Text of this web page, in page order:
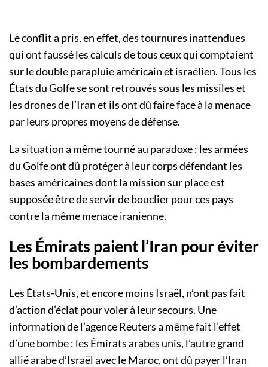
Le conflit a pris, en effet, des tournures inattendues
qui ont faussé les calculs de tous ceux qui comptaient
sur le double parapluie américain et israélien. Tous les
États du Golfe se sont retrouvés sous les missiles et
les drones de l’Iran et ils ont dû faire face à la menace
par leurs propres moyens de défense.
La situation a même tourné au paradoxe : les armées
du Golfe ont dû protéger à leur corps défendant les
bases américaines dont la mission sur place est
supposée être de servir de bouclier pour ces pays
contre la même menace iranienne.
Les Émirats paient l’Iran pour éviter
les bombardements
Les États-Unis, et encore moins Israël, n’ont pas fait
d’action d’éclat pour voler à leur secours. Une
information de l’agence Reuters a même fait l’effet
d’une bombe : les Émirats arabes unis, l’autre grand
allié arabe d’Israël avec le Maroc, ont dû payer l’Iran